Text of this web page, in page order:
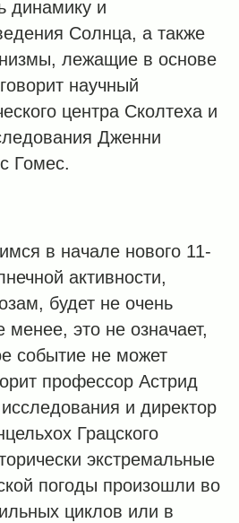
динамику и
Солнца, а также
лежащие в основе
научный
центра Сколтеха и
Дженни
Гомес.
в начале нового 11-
активности,
будет не очень
это не означает,
событие не может
профессор Астрид
и директор
Грацского
экстремальные
погоды произошли во
циклов или в